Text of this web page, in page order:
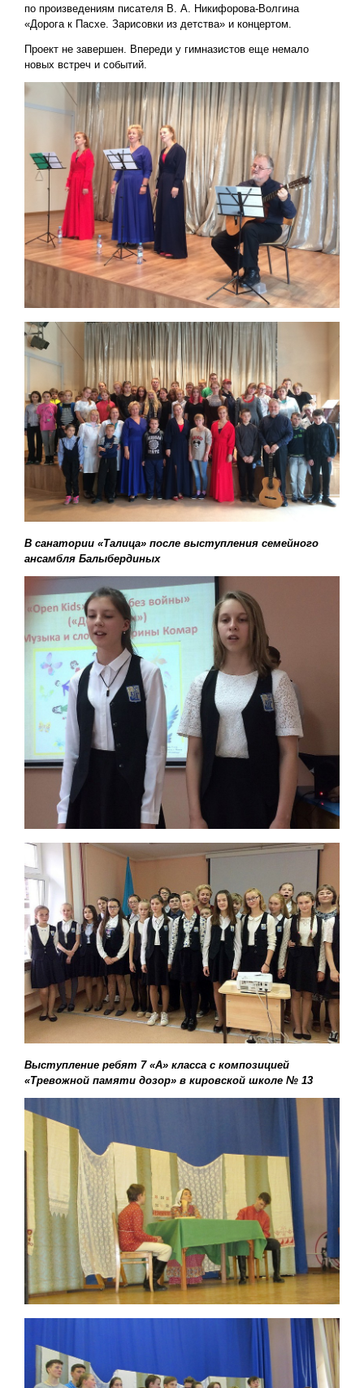
по произведениям писателя В. А. Никифорова-Волгина
«Дорога к Пасхе. Зарисовки из детства» и концертом.
Проект не завершен. Впереди у гимназистов еще немало
новых встреч и событий.
В санатории «Талица» после выступления семейного
ансамбля Балыбердиных
Выступление ребят 7 «А» класса с композицией
«Тревожной памяти дозор» в кировской школе № 13